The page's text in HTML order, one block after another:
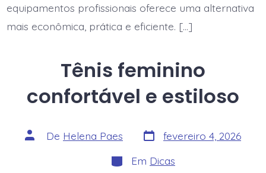
equipamentos profissionais oferece uma alternativa
mais econômica, prática e eficiente. […]
Tênis feminino
confortável e estiloso
Autor
do
De Helena Paes Data
do
fevereiro 4, 2026
Categorias
Em Dicas